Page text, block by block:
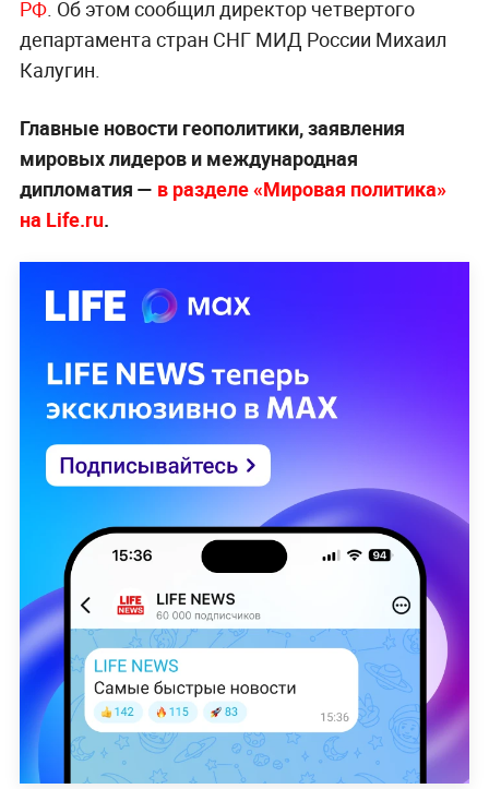
РФ. Об этом сообщил директор четвертого
департамента стран СНГ МИД России Михаил
Калугин.
Главные новости геополитики, заявления
мировых лидеров и международная
дипломатия — в разделе «Мировая политика»
на Life.ru.